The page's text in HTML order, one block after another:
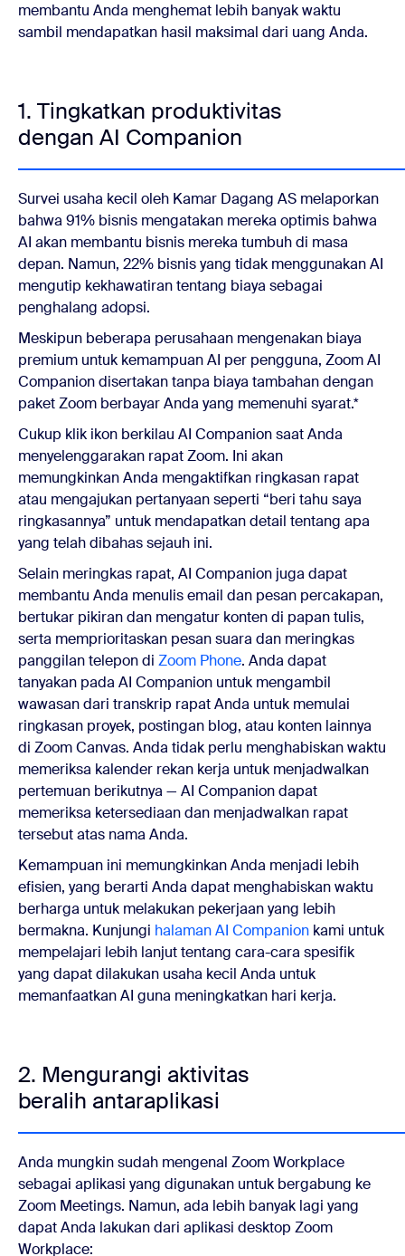
membantu Anda menghemat lebih banyak waktu
sambil mendapatkan hasil maksimal dari uang Anda.
1. Tingkatkan produktivitas
dengan AI Companion
Survei usaha kecil oleh Kamar Dagang AS melaporkan
bahwa 91% bisnis mengatakan mereka optimis bahwa
AI akan membantu bisnis mereka tumbuh di masa
depan. Namun, 22% bisnis yang tidak menggunakan AI
mengutip kekhawatiran tentang biaya sebagai
penghalang adopsi.
Meskipun beberapa perusahaan mengenakan biaya
premium untuk kemampuan AI per pengguna, Zoom AI
Companion disertakan tanpa biaya tambahan dengan
paket Zoom berbayar Anda yang memenuhi syarat.*
Cukup klik ikon berkilau AI Companion saat Anda
menyelenggarakan rapat Zoom. Ini akan
memungkinkan Anda mengaktifkan ringkasan rapat
atau mengajukan pertanyaan seperti “beri tahu saya
ringkasannya” untuk mendapatkan detail tentang apa
yang telah dibahas sejauh ini.
Selain meringkas rapat, AI Companion juga dapat
membantu Anda menulis email dan pesan percakapan,
bertukar pikiran dan mengatur konten di papan tulis,
serta memprioritaskan pesan suara dan meringkas
panggilan telepon di Zoom Phone. Anda dapat
tanyakan pada AI Companion untuk mengambil
wawasan dari transkrip rapat Anda untuk memulai
ringkasan proyek, postingan blog, atau konten lainnya
di Zoom Canvas. Anda tidak perlu menghabiskan waktu
memeriksa kalender rekan kerja untuk menjadwalkan
pertemuan berikutnya — AI Companion dapat
memeriksa ketersediaan dan menjadwalkan rapat
tersebut atas nama Anda.
Kemampuan ini memungkinkan Anda menjadi lebih
efisien, yang berarti Anda dapat menghabiskan waktu
berharga untuk melakukan pekerjaan yang lebih
bermakna. Kunjungi halaman AI Companion kami untuk
mempelajari lebih lanjut tentang cara-cara spesifik
yang dapat dilakukan usaha kecil Anda untuk
memanfaatkan AI guna meningkatkan hari kerja.
2. Mengurangi aktivitas
beralih antaraplikasi
Anda mungkin sudah mengenal Zoom Workplace
sebagai aplikasi yang digunakan untuk bergabung ke
Zoom Meetings. Namun, ada lebih banyak lagi yang
dapat Anda lakukan dari aplikasi desktop Zoom
Workplace: